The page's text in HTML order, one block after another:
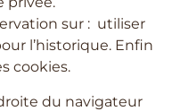
sur : utiliser
l’historique. Enfin
cookies.
du navigateur